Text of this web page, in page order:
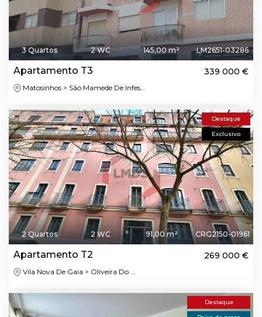
3 Quartos 2 WC 145,00 m² LM2651-03286
Apartamento T3 339 000 €
Matosinhos > São Mamede De Infes...
Destaque
Exclusivo
2 Quartos 2 WC 91,00 m² CRG2150-01961
Apartamento T2 269 000 €
Vila Nova De Gaia > Oliveira Do ...
Destaque